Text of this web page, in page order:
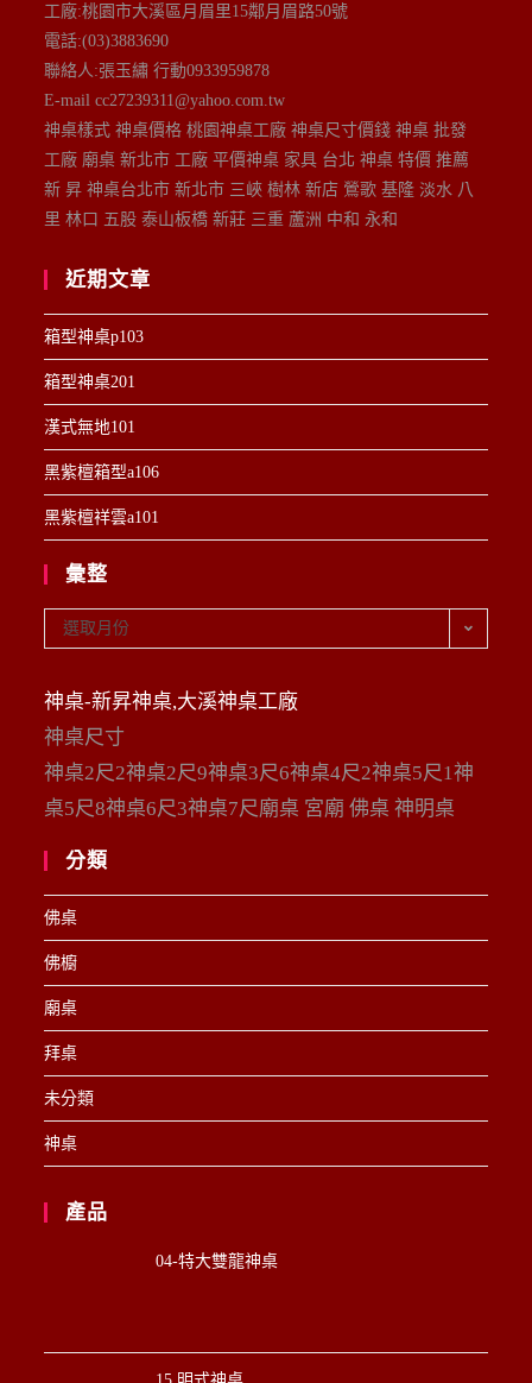
工廠:桃園市大溪區月眉里15鄰月眉路50號
電話:(03)3883690
聯絡人:張玉繡 行動0933959878
E-mail cc27239311@yahoo.com.tw
神桌樣式 神桌價格 桃園神桌工廠 神桌尺寸價錢 神桌 批發
工廠 廟桌 新北市 工廠 平價神桌 家具 台北 神桌 特價 推薦
新 昇 神桌台北市 新北市 三峽 樹林 新店 鶯歌 基隆 淡水 八
里 林口 五股 泰山板橋 新莊 三重 蘆洲 中和 永和
近期文章
箱型神桌p103
箱型神桌201
漢式無地101
黑紫檀箱型a106
黑紫檀祥雲a101
彙整
整
選取月份
神桌-新昇神桌,大溪神桌工廠
神桌尺寸
神桌2尺2神桌2尺9神桌3尺6神桌4尺2神桌5尺1神
桌5尺8神桌6尺3神桌7尺廟桌 宮廟 佛桌 神明桌
分類
佛桌
佛櫥
廟桌
拜桌
未分類
神桌
產品
04-特大雙龍神桌